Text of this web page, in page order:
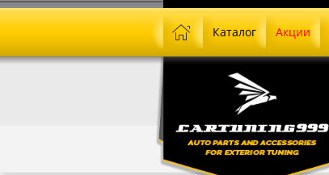
Каталог Акции